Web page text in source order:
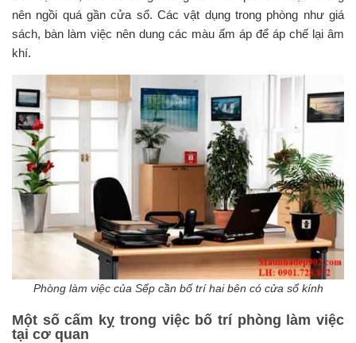
nên ngồi quá gần cửa sổ. Các vật dụng trong phòng như giá
sách, bàn làm việc nên dung các màu ấm áp để áp chế lại âm
khí.
Phòng làm việc của Sếp cần bố trí hai bên có cửa sổ kính
Một số cấm kỵ trong việc bố trí phòng làm việc
tại cơ quan